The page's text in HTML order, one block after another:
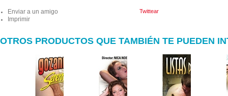
Enviar a un amigo
Imprimir
Twittear
OTROS PRODUCTOS QUE TAMBIÉN TE PUEDEN